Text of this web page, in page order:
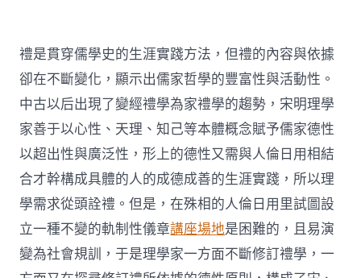
禮是貫穿儒學史的生涯實踐方法，但禮的內容與依據
卻在不斷變化，顯示出儒家哲學的豐富性與活動性。
中古以后出現了變經禮學為家禮學的趨勢，宋明理學
家善于以心性、天理、知己等本體概念賦予儒家德性
以超出性與廣泛性，形上的德性又需與人倫日用相結
合才幹構成具體的人的成德成善的生涯實踐，所以理
學需求從頭詮禮。但是，在殊相的人倫日用里試圖設
立一種不變的軌制性儀章講座場地是困難的，且易演
變為社會規訓，于是理學家一方面不斷修訂禮學，一